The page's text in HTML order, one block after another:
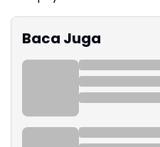
Baca Juga